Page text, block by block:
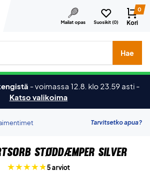
Mailat opas Suosikit (0)
0
Kori
merkkejä jne.
Hae
-voimassa 12.8. klo 23.59 asti -
Katso valikoima
Tarvitsetko apua?
Støddæmper Silver
5 arviot